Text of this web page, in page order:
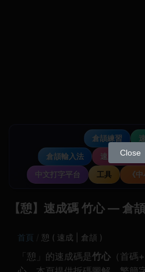
倉頡練習
倉頡輸入法
速成輸入法
中文打字平台
工具 《
【憩】速成碼 竹心 — 倉
首頁 憩 ( 速成 | 倉頡 )
「憩」的速成碼是 竹心 （首
Close